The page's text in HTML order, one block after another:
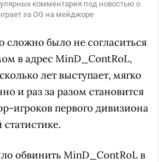
комментария под новостью о
за OG на мейджоре
сложно было не согласиться
в адрес MinD_ContRoL,
лет выступает, мягко
и раз за разом становится
игроков первого дивизиона
обвинить MinD_ContRoL в